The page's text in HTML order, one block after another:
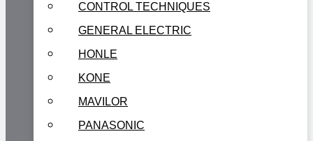
CONTROL TECHNIQUES
GENERAL ELECTRIC
HONLE
KONE
MAVILOR
PANASONIC